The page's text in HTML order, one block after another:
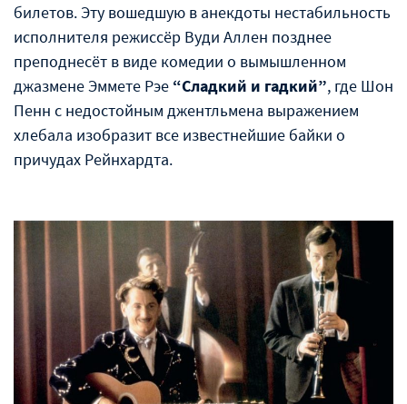
билетов. Эту вошедшую в анекдоты нестабильность
исполнителя режиссёр Вуди Аллен позднее
преподнесёт в виде комедии о вымышленном
джазмене Эммете Рэе “Сладкий и гадкий”, где Шон
Пенн с недостойным джентльмена выражением
хлебала изобразит все известнейшие байки о
причудах Рейнхардта.